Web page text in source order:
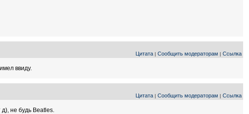
Цитата | Сообщить модераторам | Ссылка
ввиду.
Цитата | Сообщить модераторам | Ссылка
не будь Beatles.